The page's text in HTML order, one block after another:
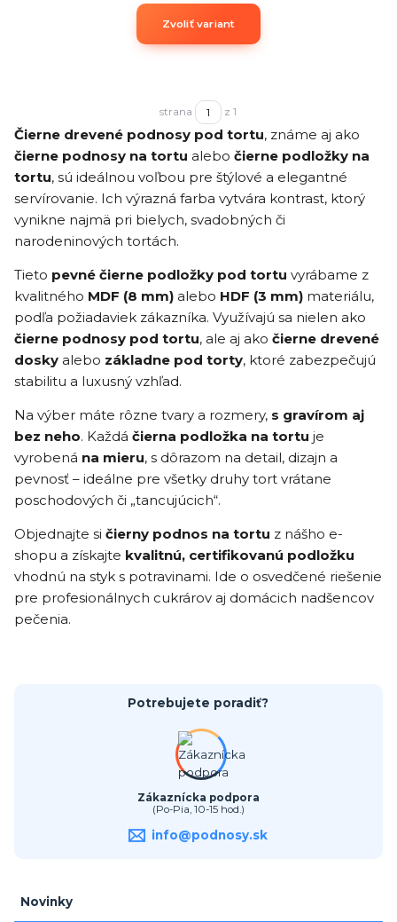
Zvoliť variant
strana z 1
Čierne drevené podnosy pod tortu, známe aj ako
čierne podnosy na tortu alebo čierne podložky na
tortu, sú ideálnou voľbou pre štýlové a elegantné
servírovanie. Ich výrazná farba vytvára kontrast, ktorý
vynikne najmä pri bielych, svadobných či
narodeninových tortách.
Tieto pevné čierne podložky pod tortu vyrábame z
kvalitného MDF (8 mm) alebo HDF (3 mm) materiálu,
podľa požiadaviek zákazníka. Využívajú sa nielen ako
čierne podnosy pod tortu, ale aj ako čierne drevené
dosky alebo základne pod torty, ktoré zabezpečujú
stabilitu a luxusný vzhľad.
Na výber máte rôzne tvary a rozmery, s gravírom aj
bez neho. Každá čierna podložka na tortu je
vyrobená na mieru, s dôrazom na detail, dizajn a
pevnosť – ideálne pre všetky druhy tort vrátane
poschodových či „tancujúcich“.
Objednajte si čierny podnos na tortu z nášho e-
shopu a získajte kvalitnú, certifikovanú podložku
vhodnú na styk s potravinami. Ide o osvedčené riešenie
pre profesionálnych cukrárov aj domácich nadšencov
pečenia.
Potrebujete poradiť?
Zákaznícka podpora
(Po-Pia, 10-15 hod.)
info@podnosy.sk
Novinky